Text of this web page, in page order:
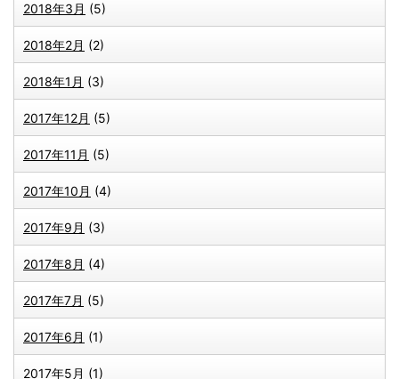
2018年3月 (5)
2018年2月 (2)
2018年1月 (3)
2017年12月 (5)
2017年11月 (5)
2017年10月 (4)
2017年9月 (3)
2017年8月 (4)
2017年7月 (5)
2017年6月 (1)
2017年5月 (1)